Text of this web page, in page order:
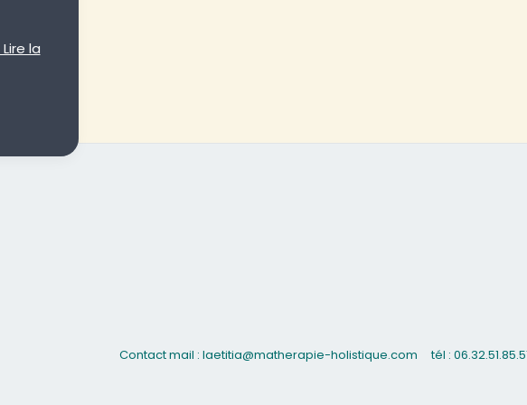
Lire la
Contact mail : laetitia@matherapie-holistique.comtél :